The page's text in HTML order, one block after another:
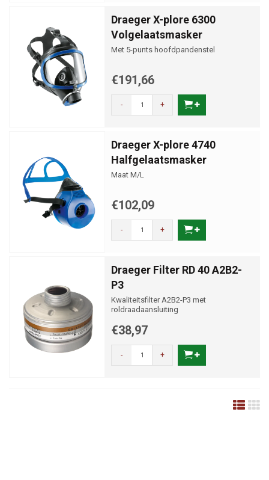
Draeger X-plore 6300
Volgelaatsmasker
Met 5-punts hoofdpandenstel
€191,66
- +
Draeger X-plore 4740
Halfgelaatsmasker
Maat M/L
€102,09
- +
Draeger Filter RD 40 A2B2-
P3
Kwaliteitsfilter A2B2-P3 met
roldraadaansluiting
€38,97
- +